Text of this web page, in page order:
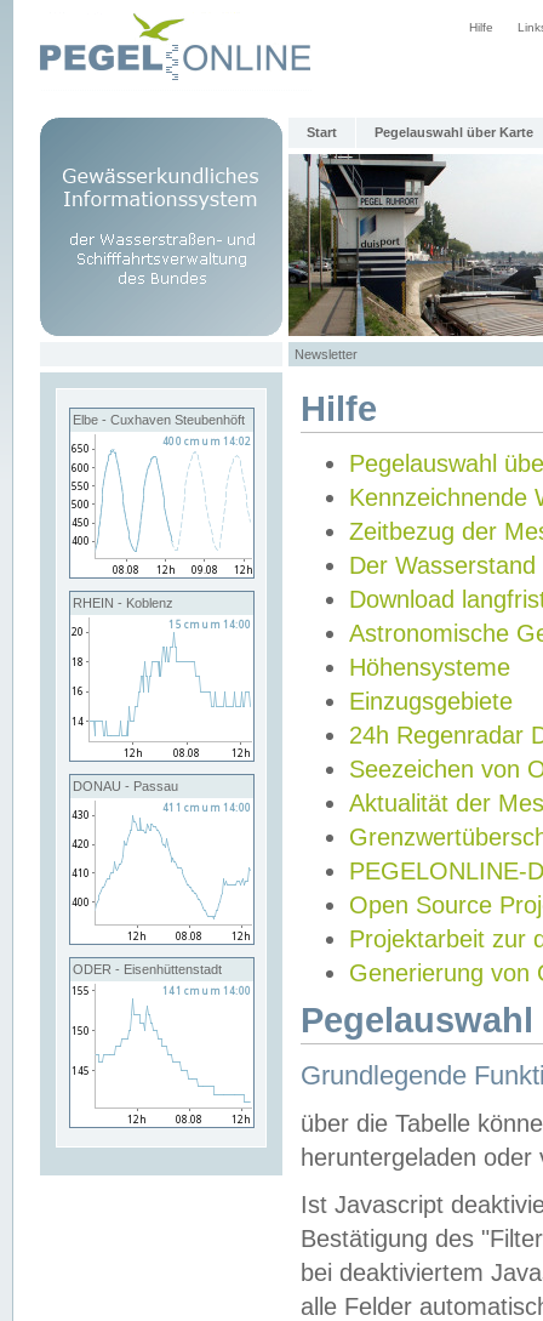
Hilfe
Start Pegelauswahl über Karte
Newsletter
Elbe - Cuxhaven Steubenhöft
RHEIN - Koblenz
DONAU - Passau
ODER - Eisenhüttenstadt
Hilfe
Pegelauswahl
Kennzeichnende
Zeitbezug der
Der Wasserstand
Download
Astronomische
Höhensysteme
Einzugsgebiete
24h Regenradar
Seezeichen von
Aktualität der
PEGELONLINE-
Open Source
Projektarbeit zur
Generierung von
Grundlegende
über die Tabelle
heruntergeladen oder
Ist Javascript
Bestätigung des
bei deaktiviertem
alle Felder